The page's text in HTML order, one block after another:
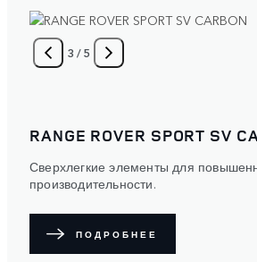
4 /5
матовая пленка рассеивает свет по
кузова, придавая автомобилю